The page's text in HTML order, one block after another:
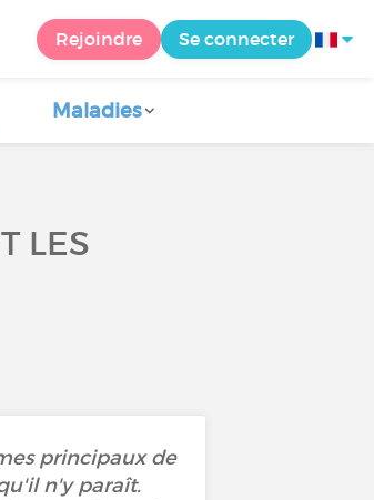
Rejoindre Se connecter
Maladies
LES
principaux de
n'y paraît.